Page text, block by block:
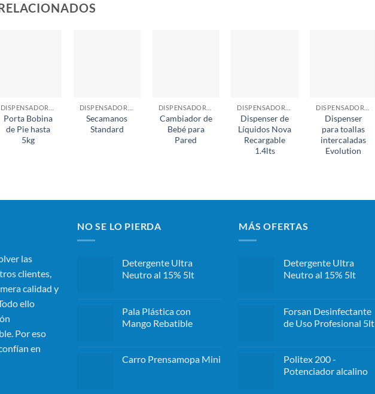
Porta Bobina
de Pie hasta
5kg
Secamanos
Standard
Cambiador de
Bebé para
Pared
Dispenser de
Líquidos Nova
Recargable
1.4lts
Dispenser
para toallas
intercaladas
Evolution
las
clientes,
calidad y
ello
Por eso
en
NO SE LO PIERDA
Detergente Ultra
Neutro al 15% 5lt
Pala Plástica con
Mango Rebatible
Carro Prensamopa Mini
MÁS OFERTAS
Detergente Ultra
Neutro al 15% 5lt
Forsan Desinfectante
de Uso Profesional 5lt
Politex 200 -
Potenciador alcalino